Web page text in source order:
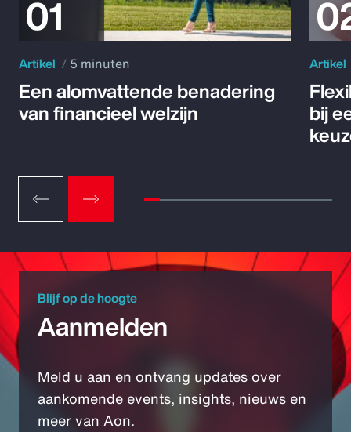
Artikel 5 minuten
Een alomvattende benadering
van financieel welzijn
Artikel
bij
Blijf op de hoogte
Aanmelden
Meld u aan en ontvang updates over
aankomende events, insights, nieuws en
meer van Aon.